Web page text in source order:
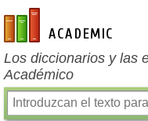
es-academic.com
Los diccionarios y las
Académico